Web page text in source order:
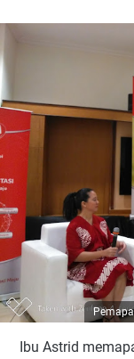
Ibu Astrid